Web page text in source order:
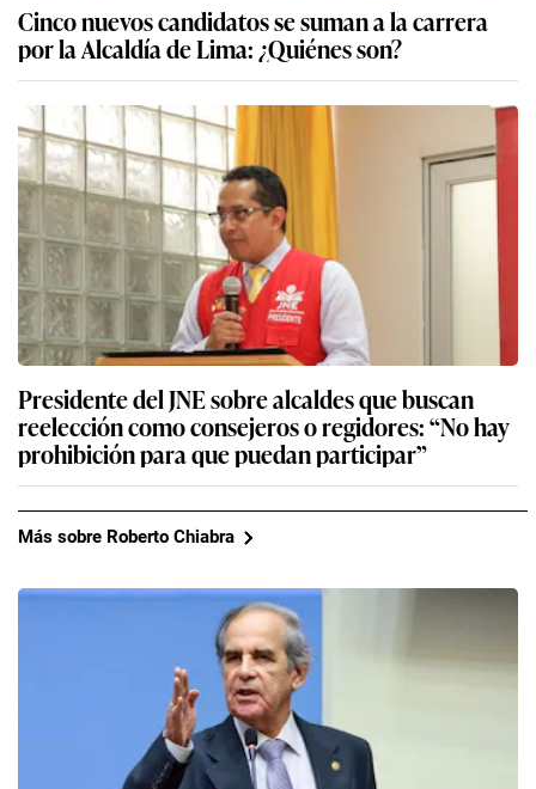
Cinco nuevos candidatos se suman a la carrera
por la Alcaldía de Lima: ¿Quiénes son?
Presidente del JNE sobre alcaldes que buscan
reelección como consejeros o regidores: “No hay
prohibición para que puedan participar”
Más sobre Roberto Chiabra